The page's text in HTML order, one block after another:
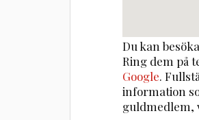
Du kan besöka
Ring dem på
Google.
information
guldmedlem,